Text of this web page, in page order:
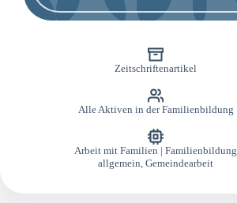
Zeitschriftenartikel
Alle Aktiven in der Familienbildung
Arbeit mit Familien | Familienbildung
allgemein ,Gemeindearbeit